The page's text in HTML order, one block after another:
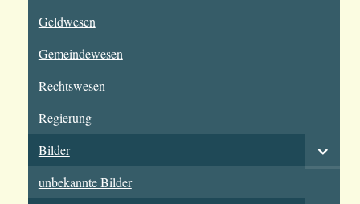
Geldwesen
Gemeindewesen
Rechtswesen
Regierung
Bilder
unbekannte Bilder